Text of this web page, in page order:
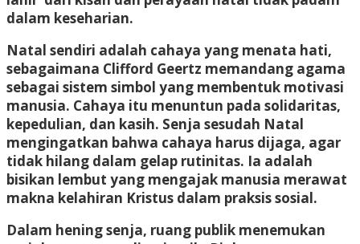
dalam keseharian.
Natal sendiri adalah cahaya yang menata hati,
sebagaimana Clifford Geertz memandang agama
sebagai sistem simbol yang membentuk motivasi
manusia. Cahaya itu menuntun pada solidaritas,
kepedulian, dan kasih. Senja sesudah Natal
mengingatkan bahwa cahaya harus dijaga, agar
tidak hilang dalam gelap rutinitas. Ia adalah
bisikan lembut yang mengajak manusia merawat
makna kelahiran Kristus dalam praksis sosial.
Dalam hening senja, ruang publik menemukan